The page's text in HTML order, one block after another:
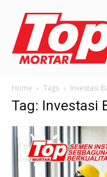
Home Tags Investasi
Tag: Investasi